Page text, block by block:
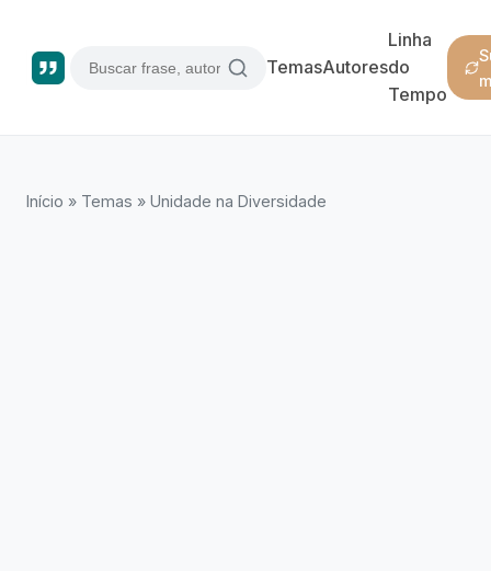
TemasAutores
Linha
do
Tempo
Início » Temas » Unidade na Diversidade